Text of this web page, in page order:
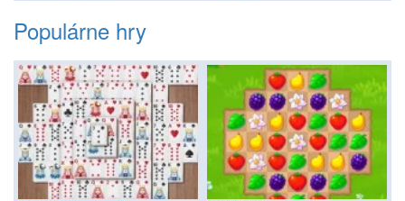
Populárne hry